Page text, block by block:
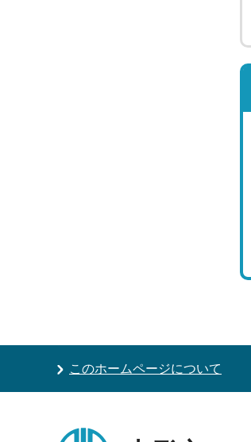
このホームページについて